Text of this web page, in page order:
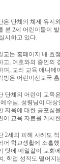
은 단체의 체제 유지
본 2세 어린이들이
시하고 있다.
교는 홈페이지 내 효
고, 여호와의 증인의
며, 교리 교육 애니메
방은 어린이선교국
단체의 어린이 교육
예수님, 성령님이 대상
지옥에 대한 공포심
이 교육 자료를 게시
2세의 피해 사례도
어 학교생활에 소홀했
탓에 매일같이 교회
, 학업 성적도 떨어지